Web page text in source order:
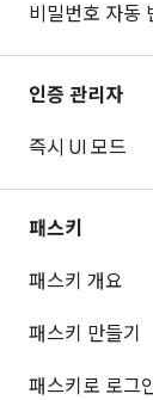
비밀번호 자동
인증 관리자
즉시 UI 모드
패스키
패스키 개요
패스키 만들기
패스키로 로그